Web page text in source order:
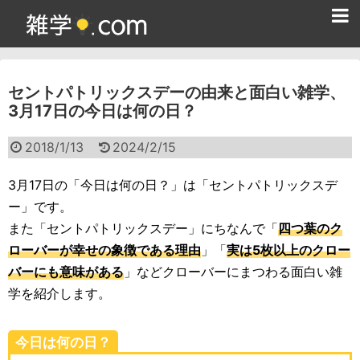
セントパトリックスデーの由来と面白い雑学、
3月17日の今日は何の日？
2018/1/13 2024/2/15
3月17日の「今日は何の日？」は「セントパトリックスデ
ー」です。
また「セントパトリックスデー」にちなんで「四つ葉のク
ローバーが幸せの象徴である理由 」「実は5枚以上のクロー
バーにも意味がある 」などクローバーにまつわる面白い雑
学を紹介します。
今日は何の日？
雑学クイズ問題集
面白い雑学
ためになる雑学
スポーツ雑学
食べ物雑学
動物雑学
歴史雑学